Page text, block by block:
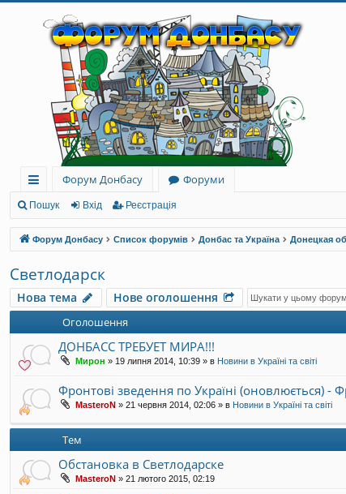
ви
дк
и
й
до
ст
уп
Форум Донбасу
Форуми
Пошук Вхід Реєстрація
Форум Донбасу Список форумів Донбас та Україна Донецкая
Светлодарск
Нова тема Нове оголошення
Оголошення
ДОНБАСС ТРЕБУЕТ МИРА!!!
Мирон » 19 липня 2014, 10:39 » в Новини в Україні та світі
Фронтові зведення по Україні (оновлюється)
MasteroN » 21 червня 2014, 02:06 » в Новини в Україні та світі
Тем
Обстановка в Светлодарске
MasteroN » 21 лютого 2015, 02:19